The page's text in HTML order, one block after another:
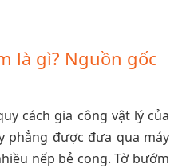
là gì? Nguồn gốc
cách gia công vật lý của
phẳng được đưa qua máy
nếp bẻ cong. Tờ bướm